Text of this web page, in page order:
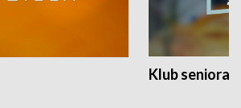
Klub seniora